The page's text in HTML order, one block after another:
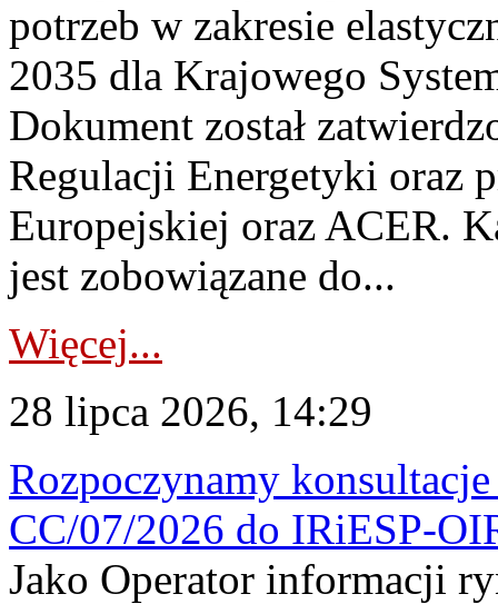
potrzeb w zakresie
2035 dla Krajowego
Dokument został
Regulacji Energetyki oraz
Europejskiej oraz ACER.
jest zobowiązane do...
Więcej...
28 lipca 2026, 14:29
Rozpoczynamy
CC/07/2026 do IRiESP-
Jako Operator informacji